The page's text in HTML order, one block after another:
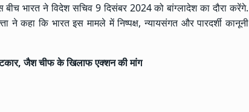
भारत ने विदेश सचिव 9 दिसंबर 2024 को बांग्लादेश का दौरा करेंगे.
कहा कि भारत इस मामले में निष्पक्ष, न्यायसंगत और पारदर्शी कानूनी
जैश चीफ के खिलाफ एक्शन की मांग